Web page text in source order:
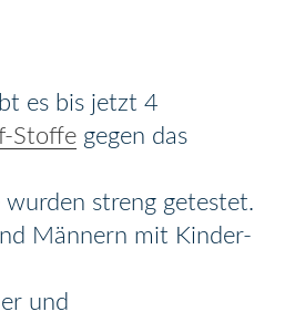
es bis jetzt 4
Stoffe gegen das
streng getestet.
Männern mit Kinder-
und